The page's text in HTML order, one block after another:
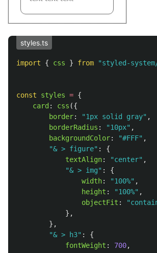
styles.ts
import { css } from "styled-
const styles = {
card : css ({
border: "1px solid gray" ,
borderRadius : "10px" ,
backgroundColor: "#FFF" ,
"& > figure" :
{
textAlign: "center" ,
"& > img" :
{
width: "100%" ,
height : "100%" ,
objectFit : "
},
},
"& > h3" :
{
fontWeight : 700,